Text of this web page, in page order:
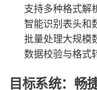
支持多种格式解
智能识别表头和
批量处理大规模
数据校验与格式
目标系统：畅